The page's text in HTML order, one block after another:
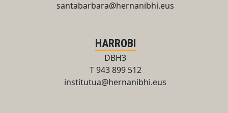
santabarbara@hernanibhi.eus
HARROBI
DBH3
T 943 899 512
institutua@hernanibhi.eus